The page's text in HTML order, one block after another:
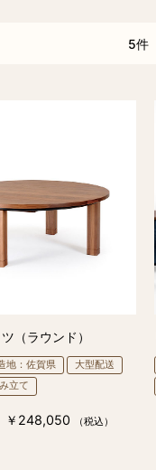
5件
（ラウンド）
地：佐賀県
大型配送
立て
￥248,050 （税込）